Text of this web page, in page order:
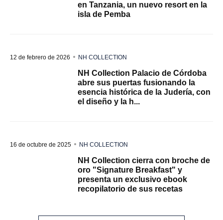
en Tanzania, un nuevo resort en la
isla de Pemba
12 de febrero de 2026 NH COLLECTION
NH Collection Palacio de Córdoba
abre sus puertas fusionando la
esencia histórica de la Judería, con
el diseño y la h...
16 de octubre de 2025 NH COLLECTION
NH Collection cierra con broche de
oro "Signature Breakfast" y
presenta un exclusivo ebook
recopilatorio de sus recetas